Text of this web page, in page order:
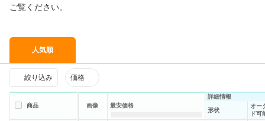
ご覧ください。
人気順
絞り込み 価格
商品 画像 最安価格
詳細情報
形状
オー
ド可